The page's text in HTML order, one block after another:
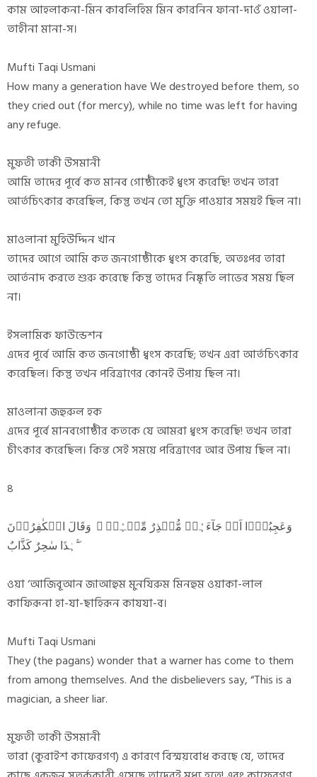
কাম আহলাকনা-মিন কাবলিহিম মিন কারনিন ফানা-দাওঁ ওয়ালা-
তাহীনা মানা-স।
Mufti Taqi Usmani
How many a generation have We destroyed before them, so
they cried out (for mercy), while no time was left for having
any refuge.
মুফতী তাকী উসমানী
আমি তাদের পূর্বে কত মানব গোষ্ঠীকেই ধ্বংস করেছি! তখন তারা
আর্তচিৎকার করেছিল, কিন্তু তখন তো মুক্তি পাওয়ার সময়ই ছিল না।
মাওলানা মুহিউদ্দিন খান
তাদের আগে আমি কত জনগোষ্ঠীকে ধ্বংস করেছি, অতঃপর তারা
আর্তনাদ করতে শুরু করেছে কিন্তু তাদের নিষ্কৃতি লাভের সময় ছিল
না।
ইসলামিক ফাউন্ডেশন
এদের পূর্বে আমি কত জনগোষ্ঠী ধ্বংস করেছি; তখন এরা আর্তচিৎকার
করেছিল। কিন্তু তখন পরিত্রাণের কোনই উপায় ছিল না।
মাওলানা জহুরুল হক
এদের পূর্বে মানবগোষ্ঠীর কতকে যে আমরা ধ্বংস করেছি! তখন তারা
চীৎকার করেছিল। কিন্ত সেই সময়ে পরিত্রাণের আর উপায় ছিল না।
৪
وَعَجِبُوۡۤا اَنۡ جَآءَہُمۡ مُّنۡذِرٌ مِّنۡہُمۡ ۫ وَقَالَ الۡکٰفِرُوۡنَ
ہٰذَا سٰحِرٌ کَذَّابٌ ۖۚ
ওয়া ‘আজিবূআন জাআহুম মুনযিরুম মিনহুম ওয়াকা-লাল
কাফিরূনা হা-যা-ছাহিরূন কাযযা-ব।
Mufti Taqi Usmani
They (the pagans) wonder that a warner has come to them
from among themselves. And the disbelievers say, “This is a
magician, a sheer liar.
মুফতী তাকী উসমানী
তারা (কুরাইশ কাফেরগণ) এ কারণে বিস্ময়বোধ করছে যে, তাদের